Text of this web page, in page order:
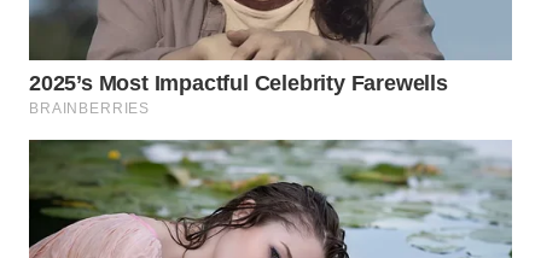
WN
GORONTALO
SULUT
WN
MALUKU